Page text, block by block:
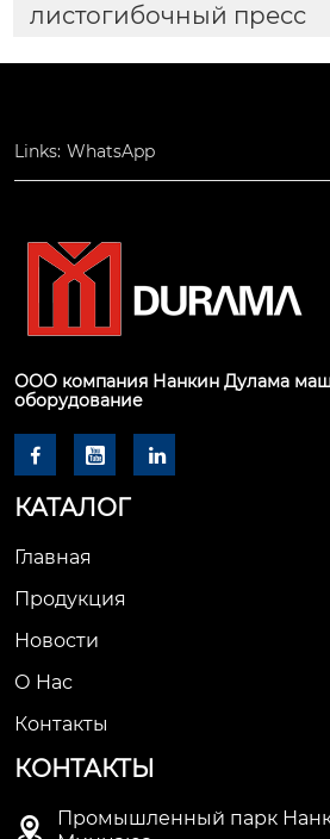
листогибочный пресс
Links: WhatsApp
ООО компания Нанкин Дулама
оборудование
  
КАТАЛОГ
Главная
Продукция
Новости
О Hас
Контакты
КОНТАКТЫ

Промышленный парк